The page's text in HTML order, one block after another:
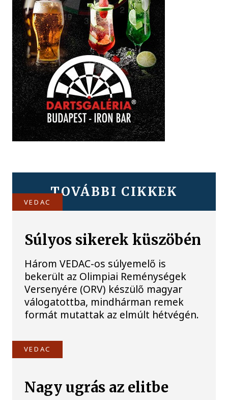
TOVÁBBI CIKKEK
VEDAC
Súlyos sikerek küszöbén
Három VEDAC-os súlyemelő is
bekerült az Olimpiai Reménységek
Versenyére (ORV) készülő magyar
válogatottba, mindhárman remek
formát mutattak az elmúlt hétvégén.
VEDAC
Nagy ugrás az elitbe